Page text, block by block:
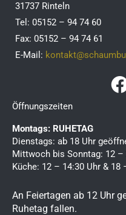
31737 Rinteln
Tel: 05152 – 94 74 60
Fax: 05152 – 94 74 61
E-Mail:
o
Öffnungszeiten
Montags: RUHETAG
Dienstags: ab 18 Uhr
Mittwoch bis Sonntag: 12 –
Küche: 12 – 14:30 Uhr & 18
An Feiertagen ab 12 Uhr
Ruhetag fallen.